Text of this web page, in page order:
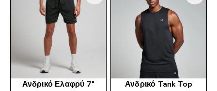
Ανδρικό Ελαφρύ 7"
Ανδρικό Tank Top